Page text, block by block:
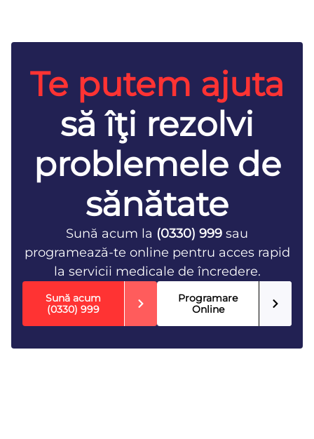
Te putem ajuta
să îţi rezolvi
problemele de
sănătate
Sună acum la (0330) 999 sau
programează-te online pentru acces rapid
la servicii medicale de încredere.
Sună acum
(0330) 999
Programare
Online